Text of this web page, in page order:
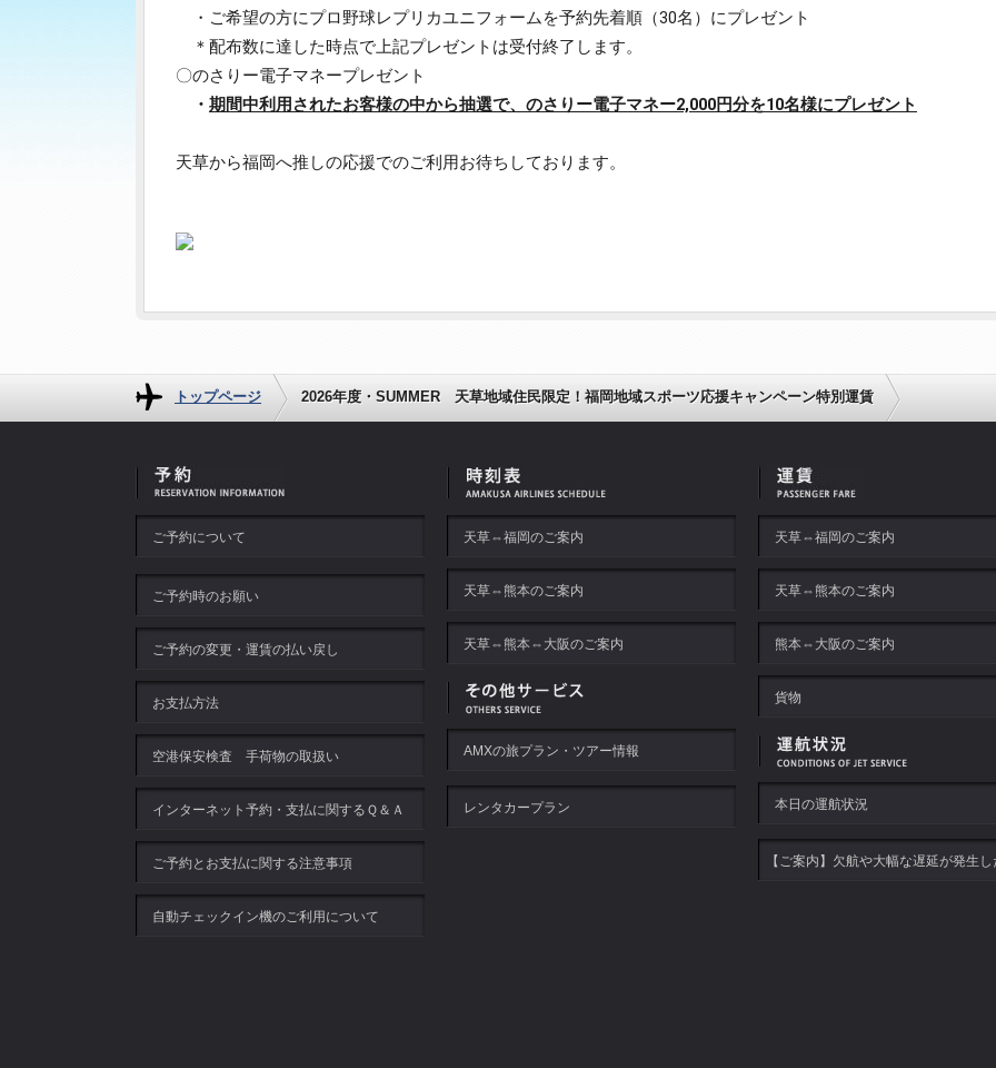
・ご希望の方にプロ野球レプリカユニフォームを予約先着順（30名）にプレゼント
＊配布数に達した時点で上記プレゼントは受付終了します。
〇のさりー電子マネープレゼント
・ 期間中利用されたお客様の中から抽選で、のさりー電子マネー2,000円分を10名様にプレゼント
天草から福岡へ推しの応援でのご利用お待ちしております。
トップページ 2026年度・SUMMER 天草地域住民限定！福岡地域スポーツ応援キャンペーン特別運賃
ご予約について
ご予約時のお願い
ご予約の変更・運賃の払い戻し
お支払方法
空港保安検査 手荷物の取扱い
インターネット予約・支払に関するＱ＆Ａ
ご予約とお支払に関する注意事項
自動チェックイン機のご利用について
天草⇔福岡のご案内
天草⇔熊本のご案内
天草⇔熊本⇔大阪のご案内
AMXの旅プラン・ツアー情報
レンタカープラン
天草⇔福岡のご案内
天草⇔熊本のご案内
熊本⇔大阪のご案内
貨物
本日の運航状況
【ご案内】欠航や大幅な遅延が発生